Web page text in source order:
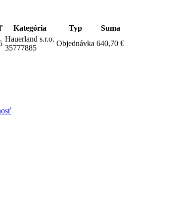
Kategória Typ
Suma
Hauerland s.r.o.
35777885
Objednávka 640,70 €